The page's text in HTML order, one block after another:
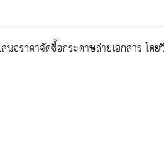
อราคาจัดซื้อกระดาษถ่ายเอกสาร โดย